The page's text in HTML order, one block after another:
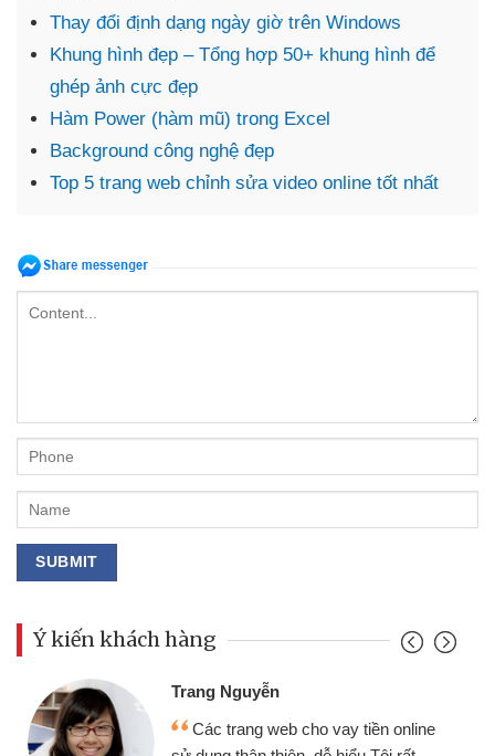
Thay đổi định dạng ngày giờ trên Windows
Khung hình đẹp – Tổng hợp 50+ khung hình để
ghép ảnh cực đẹp
Hàm Power (hàm mũ) trong Excel
Background công nghệ đẹp
Top 5 trang web chỉnh sửa video online tốt nhất
Ý kiến khách hàng
Đoàn Hữu Cảnh
Mình cần tiền gấp nên định cầm cố
chiếc xe wave nhưng thật may đã có